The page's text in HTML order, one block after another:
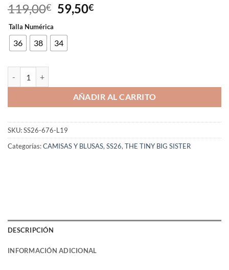
119,00€ El
precio
original
era:
59,50€El
Talla Numérica
36 38 34
AÑADIR AL CARRITO
SKU:SS26-676-L19
Categorías:CAMISAS Y BLUSAS, SS26, THE TINY BIG SISTER
DESCRIPCIÓN
INFORMACIÓN ADICIONAL